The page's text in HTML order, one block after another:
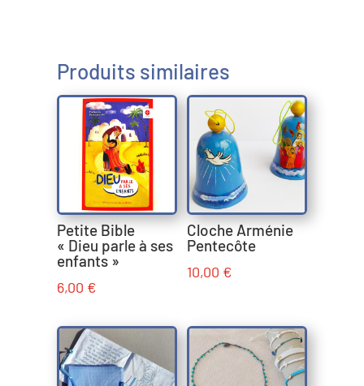
Produits similaires
Petite Bible
« Dieu parle à ses
enfants »
6,00 €
Cloche Arménie
Pentecôte
10,00 €